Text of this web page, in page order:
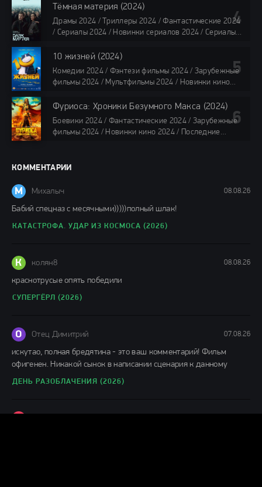
Сериалы в озвучке HDrezka Studio / Смотреть фильмы
онлайн
40 мин
Тёмная материя (2024)
Драмы 2024 / Триллеры 2024 / Фантастические 2024
/ Сериалы 2024 / Новинки сериалов 2024 / Сериалы
Сериалы в озвучке LostFilm / Сериалы в озвучке
HDrezka Studio / Смотреть фильмы онлайн
все серии по 45 мин.
10 жизней (2024)
Комедии 2024 / Фэнтези фильмы 2024 / Зарубежные
фильмы 2024 / Мультфильмы 2024 / Новинки кино
/ Фильмы 2024 / Популярные фильмы / Смотреть
фильмы онлайн
88 мин.
Фуриоса: Хроники Безумного Макса (2024)
Боевики 2024 / Фантастические 2024 / Зарубежные
фильмы 2024 / Новинки кино 2024 / Последние
фильмы онлайн
КОММЕНТАРИИ
М Михалыч 08.08.26
Бабий спецназ с месячными)))))полный шлак!
КАТАСТРОФА. УДАР ИЗ КОСМОСА (2026)
К колян8 08.08.26
краснотрусые опять победили
СУПЕРГЁРЛ (2026)
О Отец Димитрий 07.08.26
искутао, полная бредятина - это ваш комментарий! Фильм
офигенен. Никакой сынок в написании сценария к данному
ДЕНЬ РАЗОБЛАЧЕНИЯ (2026)